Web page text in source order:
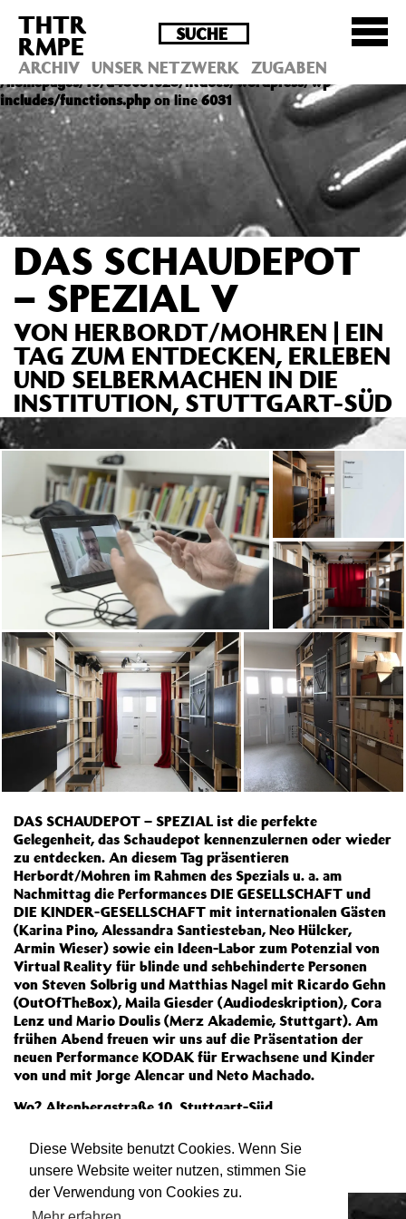
Diese Website benutzt Cookies. Wenn Sie
unsere Website weiter nutzen, stimmen Sie
der Verwendung von Cookies zu.
Deprecated : Die Funktion post_permalink ist seit
Version 4.4.0 veraltet! Verwende stattdessen
get_permalink(). in
/homepages/10/d43051023/htdocs/wordpress/wp-
includes/functions.phpon line6031
THTR
RMPE
ARCHIV UNSER NETZWERK ZUGABEN
DAS SCHAUDEPOT
– SPEZIAL V
VON HERBORDT/MOHREN | EIN
TAG ZUM ENTDECKEN, ERLEBEN
UND SELBERMACHEN IN DIE
INSTITUTION, STUTTGART-SÜD
DAS SCHAUDEPOT – SPEZIAL ist die perfekte
Gelegenheit, das Schaudepot kennenzulernen oder wieder
zu entdecken. An diesem Tag präsentieren
Herbordt/Mohren im Rahmen des Spezials u. a. am
Nachmittag die Performances DIE GESELLSCHAFT und
DIE KINDER-GESELLSCHAFT mit internationalen Gästen
(Karina Pino, Alessandra Santiesteban, Neo Hülcker,
Armin Wieser) sowie ein Ideen-Labor zum Potenzial von
Virtual Reality für blinde und sehbehinderte Personen
von Steven Solbrig und Matthias Nagel mit Ricardo Gehn
(OutOfTheBox), Maila Giesder (Audiodeskription), Cora
Lenz und Mario Doulis (Merz Akademie, Stuttgart). Am
frühen Abend freuen wir uns auf die Präsentation der
neuen Performance KODAK für Erwachsene und Kinder
von und mit Jorge Alencar und Neto Machado.
Wo? Altenbergstraße 10, Stuttgart-Süd.
Anmeldung erforderlich:
info@die-institution.org
Tel. 0711/88 89 27 70.